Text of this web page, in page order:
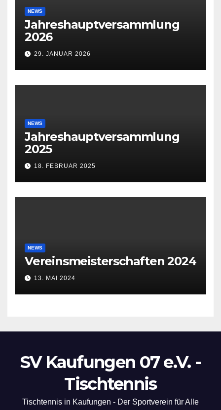
NEWS
Jahreshauptversammlung
2026
29. JANUAR 2026
NEWS
Jahreshauptversammlung
2025
18. FEBRUAR 2025
NEWS
Vereinsmeisterschaften 2024
13. MAI 2024
SV Kaufungen 07 e.V. -
Tischtennis
Tischtennis in Kaufungen - Der Sportverein für Alle